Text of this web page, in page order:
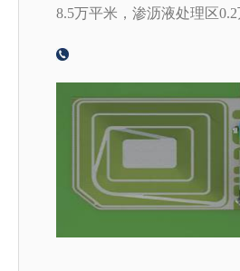
8.5万平米，渗沥液处理区0.2